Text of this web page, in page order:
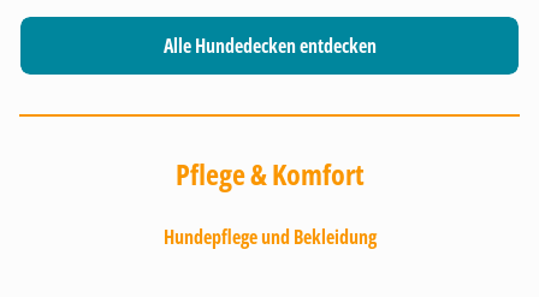
Alle Hundedecken entdecken
Pflege & Komfort
Hundepflege und Bekleidung